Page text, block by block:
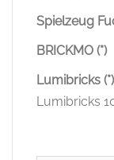
Spielzeug
BRICKMO (*)
Lumibricks (*)
Lumibricks